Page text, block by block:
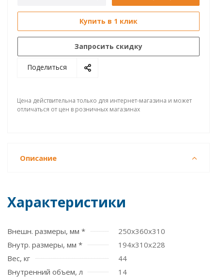
Купить в 1 клик
Запросить скидку
Поделиться
Цена действительна только для интернет-магазина и может
отличаться от цен в розничных магазинах
Описание
Характеристики
Внешн. размеры, мм *
250x360x310
Внутр. размеры, мм *
194х310х228
Вес, кг
44
Внутренний объем, л
14